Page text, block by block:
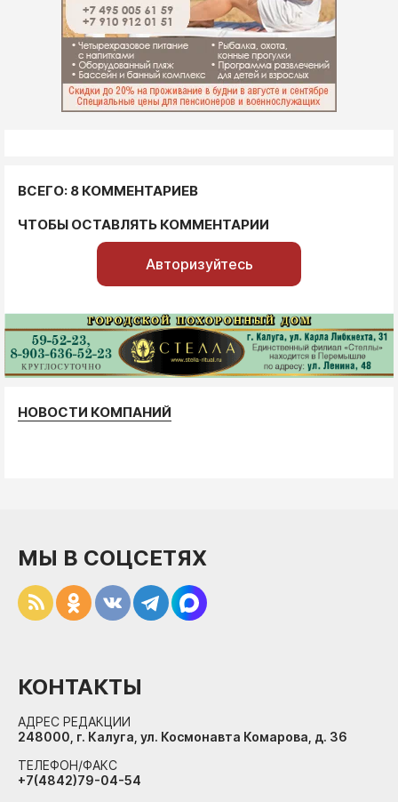
ВСЕГО: 8 КОММЕНТАРИЕВ
ЧТОБЫ ОСТАВЛЯТЬ КОММЕНТАРИИ
Авторизуйтесь
НОВОСТИ КОМПАНИЙ
МЫ В СОЦСЕТЯХ
КОНТАКТЫ
АДРЕС РЕДАКЦИИ
248000, г. Калуга, ул. Космонавта Комарова, д. 36
ТЕЛЕФОН/ФАКС
+7(4842)79-04-54